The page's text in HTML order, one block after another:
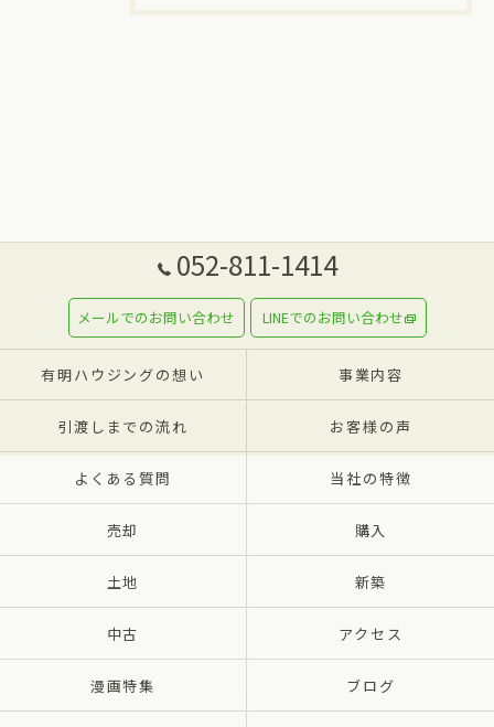
052-811-1414
メールでのお問い合わせ LINEでのお問い合わせ
有明ハウジングの想い 事業内容
引渡しまでの流れ お客様の声
よくある質問 当社の特徴
売却 購入
土地 新築
中古 アクセス
漫画特集 ブログ